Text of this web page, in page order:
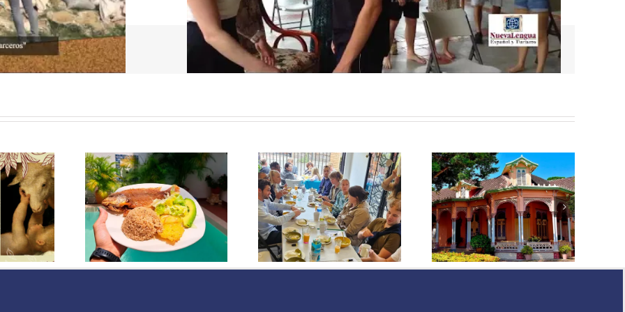
Facebook
TwitterRedditLinkedInTumblrPinterest
Vk Email
a Cartagena de
de pescado
frito
El Ajiaco. Bienvenidos a
Bogotá
Descubre Por Qué Manga
es el Barrio ideal para
personas que buscan vivir
como locales en estadías
largas y medianas en
Cartagena